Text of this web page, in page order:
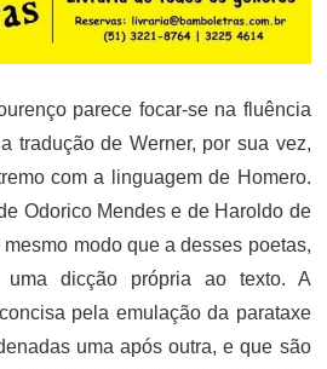
parece focar-se na fluência
tradução de Werner, por sua vez,
com a linguagem de Homero.
Odorico Mendes e de Haroldo de
modo que a desses poetas,
uma dicção própria ao texto. A
pela emulação da parataxe
uma após outra, e que são